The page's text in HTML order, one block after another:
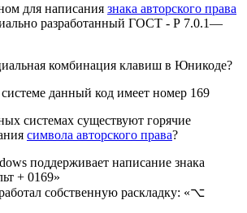
для написания знака авторского права
разработанный ГОСТ - Р 7.0.1—
комбинация клавиш в Юникоде?
данный код имеет номер 169
системах существуют горячие
символа авторского права?
поддерживает написание знака
+ 0169»
собственную раскладку: «⌥